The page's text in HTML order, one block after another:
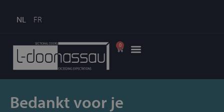
NL FR
0
Bedankt voor je